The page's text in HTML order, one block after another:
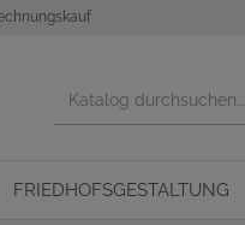
FRIEDHOFSGESTALTUNG